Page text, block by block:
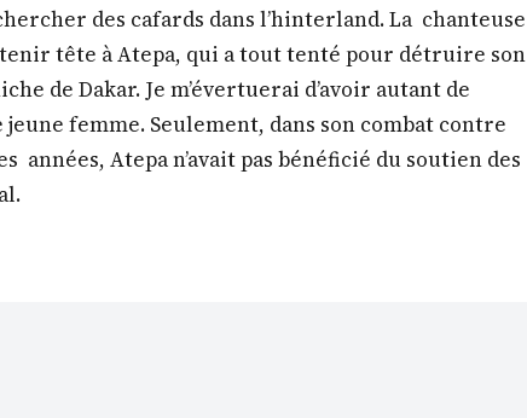
des cafards dans l’hinterland. La chanteuse
tête à Atepa, qui a tout tenté pour détruire son
de Dakar. Je m’évertuerai d’avoir autant de
femme. Seulement, dans son combat contre
années, Atepa n’avait pas bénéficié du soutien des